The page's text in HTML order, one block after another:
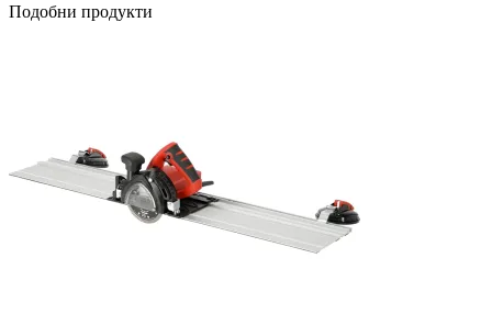
Подобни продукти